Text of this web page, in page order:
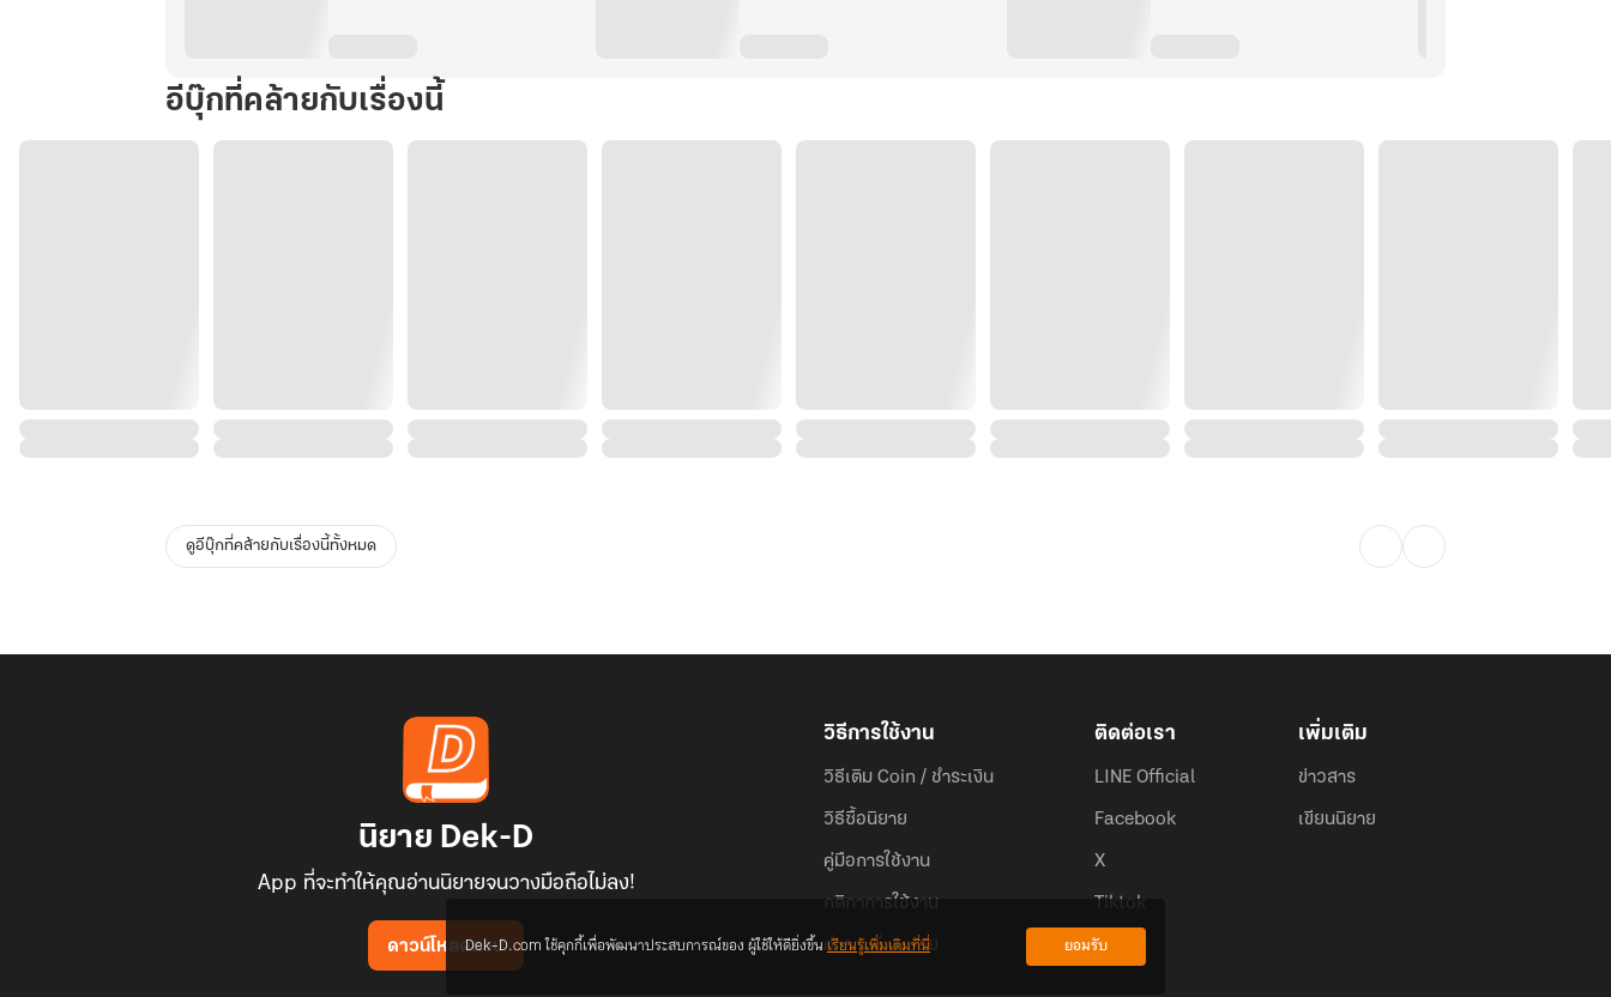
อีบุ๊กที่คล้ายกับเรื่องนี้
ดูอีบุ๊กที่คล้ายกับเรื่องนี้ทั้งหมด
นิยาย Dek-D
App ที่จะทำให้คุณอ่านนิยายจนวางมือถือไม่ลง!
ดาวน์โหลดแอป
วิธีการใช้งาน
วิธีเติม Coin / ชำระเงิน
วิธีซื้อนิยาย
คู่มือการใช้งาน
กติกาการใช้งาน
คำถามที่พบบ่อย
ติดต่อเรา
LINE Official
Facebook
X
Tiktok
เพิ่มเติม
ข่าวสาร
เขียนนิยาย
Dek-D.com ใช้คุกกี้เพื่อพัฒนาประสบการณ์ของ ผู้ใช้ให้ดียิ่งขึ้นเรียนรู้เพิ่มเติมที่นี่ ยอมรับ